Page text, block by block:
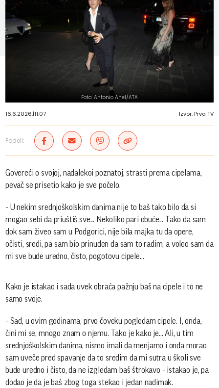
Foto: Antonio Ahel/ATA
16.6.2026.|11:07 Izvor: Prva TV
Podeli:
Govereći o svojoj, nadalekoi poznatoj, strasti prema cipelama,
pevač se prisetio kako je sve počelo.
- U nekim srednjoškolskim danima nije to baš tako bilo da si
mogao sebi da priuštiš sve... Nekoliko pari obuće... Tako da sam
dok sam živeo sam u Podgorici, nije bila majka tu da opere,
očisti, sredi, pa sam bio prinuđen da sam to radim, a voleo sam da
mi sve bude uredno, čisto, pogotovu cipele...
Kako je istakao i sada uvek obraća pažnju baš na cipele i to ne
samo svoje.
- Sad, u ovim godinama, prvo čoveku pogledam cipele. I, onda,
čini mi se, mnogo znam o njemu. Tako je kako je... Ali, u tim
srednjoškolskim danima, nismo imali da menjamo i onda morao
sam uveče pred spavanje da to sredim da mi sutra u školi sve
bude uredno i čisto, da ne izgledam baš štrokavo - istakao je, pa
dodao je da je baš zbog toga stekao i jedan nadimak.